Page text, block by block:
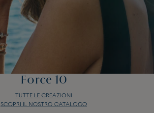
Force 10
TUTTE LE CREAZIONI
SCOPRI IL NOSTRO CATALOGO